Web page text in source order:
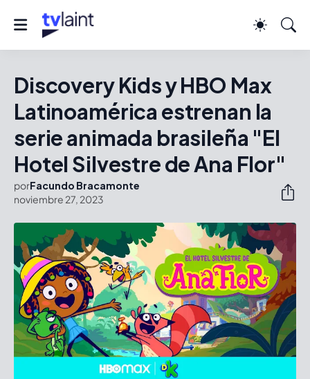
Discovery Kids y HBO Max
Latinoamérica estrenan la
serie animada brasileña "El
Hotel Silvestre de Ana Flor"
porFacundo Bracamonte
noviembre 27, 2023